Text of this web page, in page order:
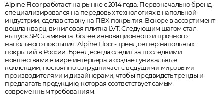
Alpine Floor работает на рынке с 2014 года. Первоначально бренд
специализировался на передовых технологиях в напольной
индустрии, сделав ставку на ПВХ-покрытия. Вскоре в ассортимент
вошла кварц-виниловая плитка LVT. Следующим шагом стал
выпуск SPC ламината, более инновационного и прочного
напольного покрытия. Alpine Floor - тренд сеттер напольных
покрытий в России. Бренд всегда следит за последними
новшествами в мире интерьера и создаёт уникальные
коллекции, постоянно сотрудничает с ведущими мировыми
производителями и дизайнерами, чтобы предвидеть тренды и
предлагать продукцию, которая соответствует самым
современным требованиям.